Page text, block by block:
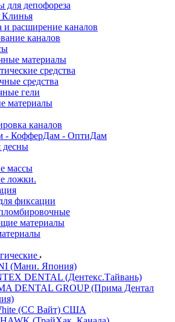
для депофореза
и расширение каналов
каналов
материалы
средства
средства
гели
материалы
каналов
- КофферДам - ОптиДам
десны
массы
ложки.
фиксации
материалы
(Мани. Япония)
DENTAL (Дентекс.Тайвань)
DENTAL GROUP (Прима Дентал
(СС Вайт) США